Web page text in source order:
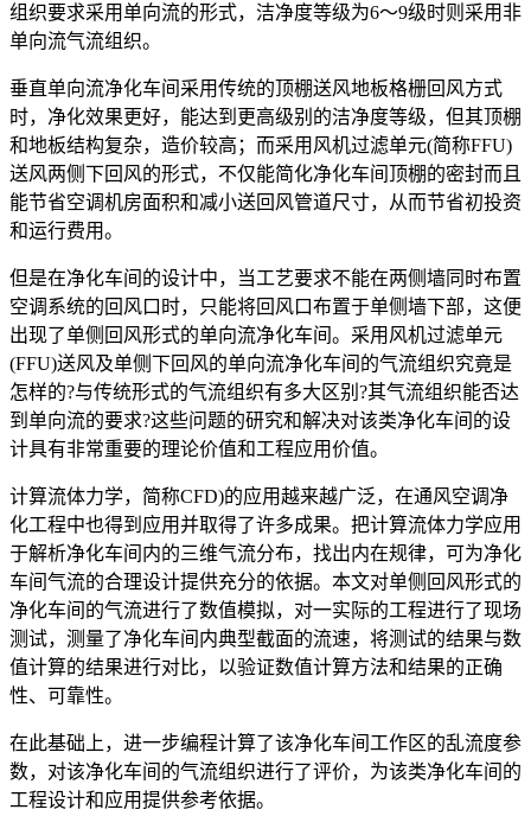
组织要求采用单向流的形式，洁净度等级为6～9级时则采用非
单向流气流组织。
垂直单向流净化车间采用传统的顶棚送风地板格栅回风方式
时，净化效果更好，能达到更高级别的洁净度等级，但其顶棚
和地板结构复杂，造价较高；而采用风机过滤单元(简称FFU)
送风两侧下回风的形式，不仅能简化净化车间顶棚的密封而且
能节省空调机房面积和减小送回风管道尺寸，从而节省初投资
和运行费用。
但是在净化车间的设计中，当工艺要求不能在两侧墙同时布置
空调系统的回风口时，只能将回风口布置于单侧墙下部，这便
出现了单侧回风形式的单向流净化车间。采用风机过滤单元
(FFU)送风及单侧下回风的单向流净化车间的气流组织究竟是
怎样的?与传统形式的气流组织有多大区别?其气流组织能否达
到单向流的要求?这些问题的研究和解决对该类净化车间的设
计具有非常重要的理论价值和工程应用价值。
计算流体力学，简称CFD)的应用越来越广泛，在通风空调净
化工程中也得到应用并取得了许多成果。把计算流体力学应用
于解析净化车间内的三维气流分布，找出内在规律，可为净化
车间气流的合理设计提供充分的依据。本文对单侧回风形式的
净化车间的气流进行了数值模拟，对一实际的工程进行了现场
测试，测量了净化车间内典型截面的流速，将测试的结果与数
值计算的结果进行对比，以验证数值计算方法和结果的正确
性、可靠性。
在此基础上，进一步编程计算了该净化车间工作区的乱流度参
数，对该净化车间的气流组织进行了评价，为该类净化车间的
工程设计和应用提供参考依据。